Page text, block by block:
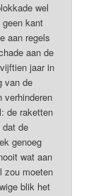
wel
kant
aan regels
aan de
jaar in
van de
verhinderen
de raketten
de
genoeg
wat aan
zou moeten
blik het